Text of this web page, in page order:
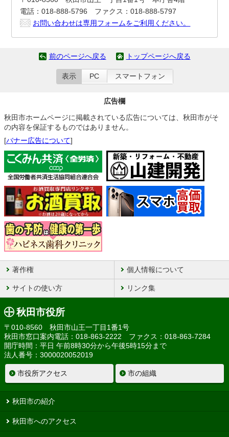
電話：018-888-5796 ファクス：018-888-5797
お問い合わせは専用フォームをご利用ください。
前のページへ戻る トップページへ戻る
表示 PC スマートフォン
広告欄
秋田市ホームページに掲載されている広告については、秋田市がそ
の内容を保証するものではありません。
[バナー広告について]
著作権 個人情報について
サイトの使い方 リンク集
秋田市役所
〒010-8560 秋田市山王一丁目1番1号
秋田市窓口案内電話：018-863-2222 ファクス：018-863-7284
開庁時間：平日 午前8時30分から午後5時15分まで
法人番号：3000020052019
市役所アクセス 市の組織
秋田市の紹介
秋田市へのアクセス